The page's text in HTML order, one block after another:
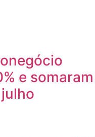
e somaram